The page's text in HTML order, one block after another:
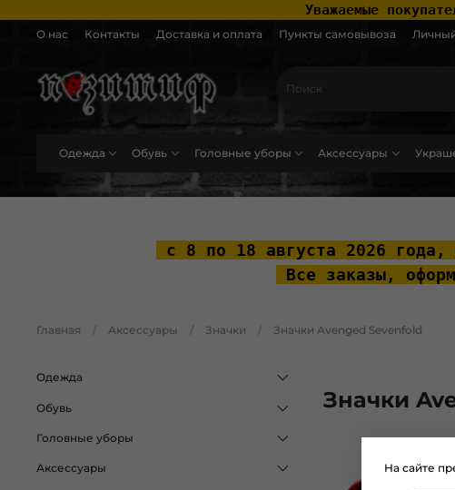
Уважаемые
О нас Контакты Доставка и оплата Пункты самовывоза
Одежда Обувь Головные уборы Аксессуары
с 8 по 18 августа 2026 года,
Все заказы,
Главная Аксессуары Значки Значки Avenged Sevenfold
Значки
Одежда
Обувь
Головные уборы
Аксессуары
На сайте